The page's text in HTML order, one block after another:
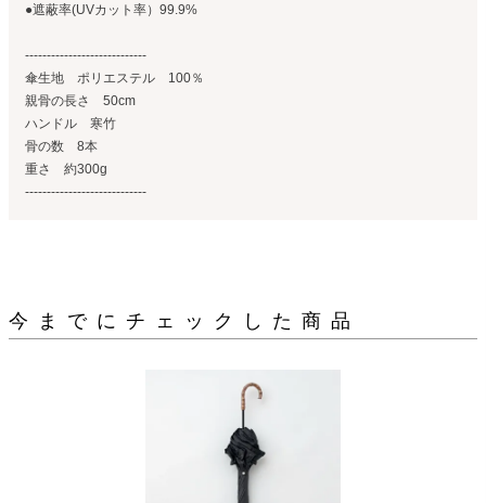
●遮蔽率(UVカット率）99.9%
----------------------------
傘生地 ポリエステル 100％
親骨の長さ 50cm
ハンドル 寒竹
骨の数 8本
重さ 約300g
----------------------------
今までにチェックした商品